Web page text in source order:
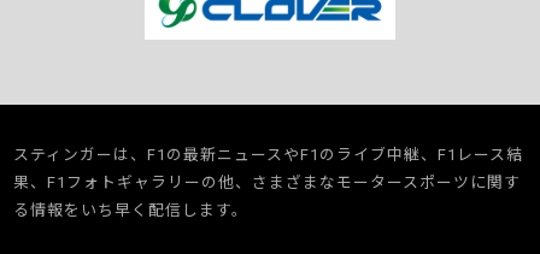
スティンガーは、F1の最新ニュースやF1のライブ中継、F1レース結
果、F1フォトギャラリーの他、さまざまなモータースポーツに関す
る情報をいち早く配信します。